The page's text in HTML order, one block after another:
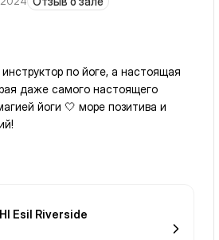
инструктор по йоге, а настоящая
даже самого настоящего
йоги 🤍 море позитива и
Esil Riverside